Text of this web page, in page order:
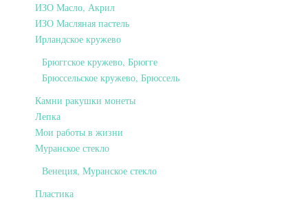
ИЗО Масло, Акрил
ИЗО Масляная пастель
Ирландское кружево
Брюггское кружево, Брюгге
Брюссельское кружево, Брюссель
Камни ракушки монеты
Лепка
Мои работы в жизни
Муранское стекло
Венеция, Муранское стекло
Пластика